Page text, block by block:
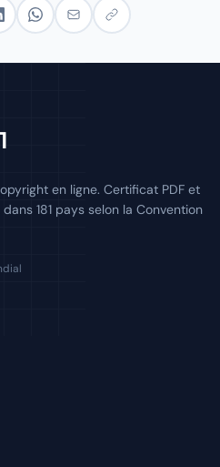
en ligne. Certificat PDF et
181 pays selon la Convention